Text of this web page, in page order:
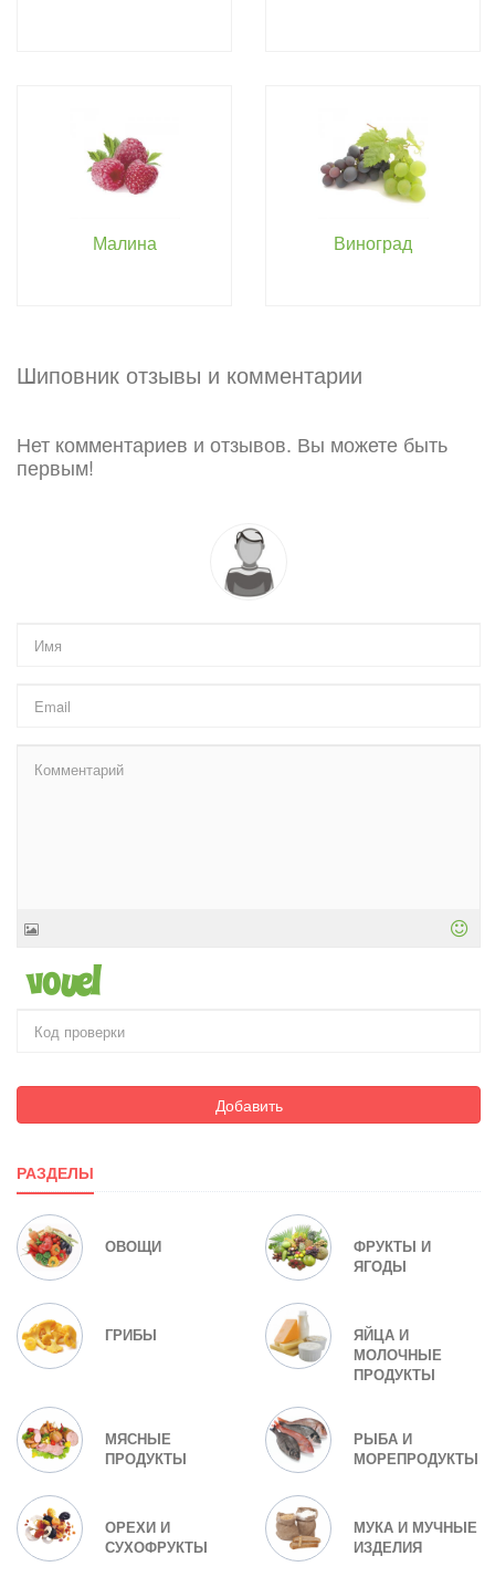
Малина Виноград
Шиповник отзывы и комментарии
Нет комментариев и отзывов. Вы можете быть
первым!
Добавить
РАЗДЕЛЫ
ОВОЩИ
ФРУКТЫ И
ЯГОДЫ
ГРИБЫ
ЯЙЦА И
МОЛОЧНЫЕ
ПРОДУКТЫ
МЯСНЫЕ
ПРОДУКТЫ
РЫБА И
МОРЕПРОДУКТЫ
ОРЕХИ И
СУХОФРУКТЫ
МУКА И МУЧНЫЕ
ИЗДЕЛИЯ